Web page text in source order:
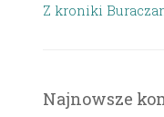
Z kroniki
Najnowsze